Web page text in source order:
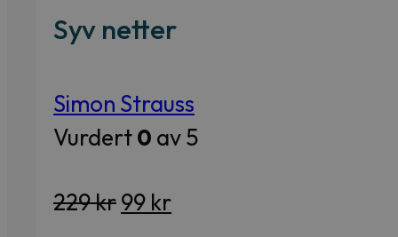
Syv netter
Simon Strauss
Vurdert0 av 5
229krOpprinnelig
99 krNåværende